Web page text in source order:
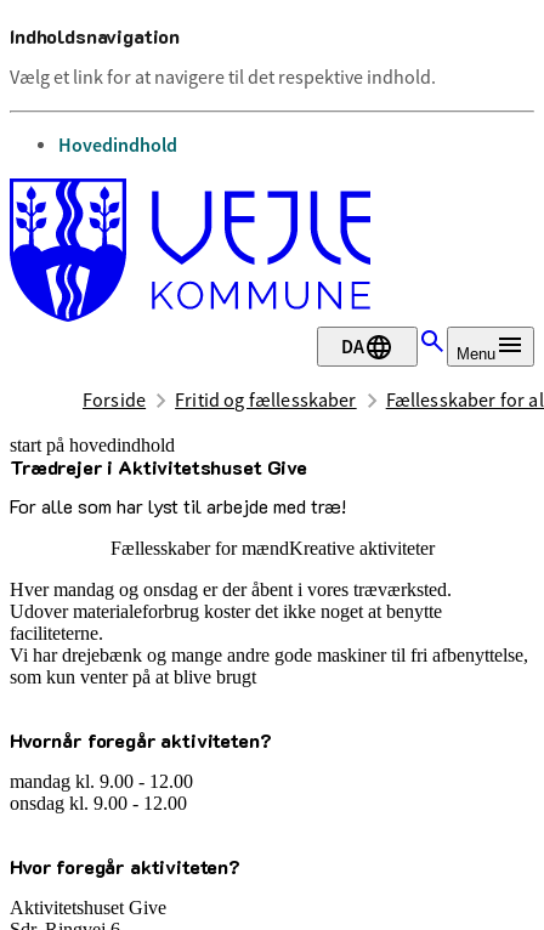
Indholdsnavigation
Vælg et link for at navigere til det respektive indhold.
gå til
Hovedindhold
DA Menu
Forside Fritid og fællesskaber Fællesskaber for
start på hovedindhold
Trædrejer i Aktivitetshuset Give
For alle som har lyst til arbejde med træ!
senest opdateret 13. juli 2026
Fællesskaber for mændKreative aktiviteter
Hver mandag og onsdag er der åbent i vores træværksted.
Udover materialeforbrug koster det ikke noget at benytte
faciliteterne.
Vi har drejebænk og mange andre gode maskiner til fri afbenyttelse,
som kun venter på at blive brugt
Hvornår foregår aktiviteten?
mandag kl. 9.00 - 12.00
onsdag kl. 9.00 - 12.00
Hvor foregår aktiviteten?
Aktivitetshuset Give